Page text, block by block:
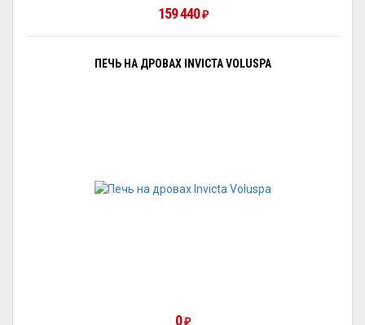
159 440₽
ПЕЧЬ НА ДРОВАХ INVICTA VOLUSPA
0₽